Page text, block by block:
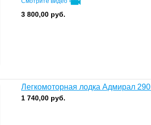
3 800,00 руб.
Легкомоторная лодка Адмирал
1 740,00 руб.